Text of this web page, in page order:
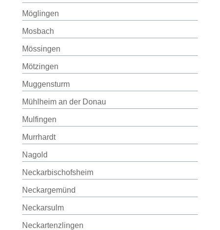
Möglingen
Mosbach
Mössingen
Mötzingen
Muggensturm
Mühlheim an der Donau
Mulfingen
Murrhardt
Nagold
Neckarbischofsheim
Neckargemünd
Neckarsulm
Neckartenzlingen